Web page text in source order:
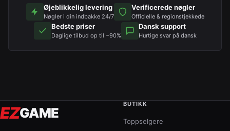
Øjeblikkelig levering
Nøgler i din indbakke 24/7
Verificerede nøgler
Officielle & regionstjekkede
Bedste priser
Daglige tilbud op til −90%
Dansk support
Hurtige svar på dansk
EZGAME
BUTIKK
Toppselgere